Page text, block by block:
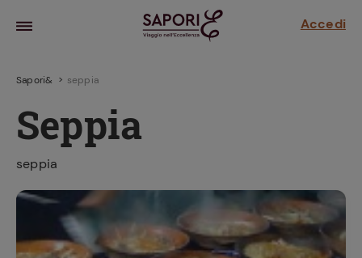
Accedi
Sapori& seppia
Seppia
seppia